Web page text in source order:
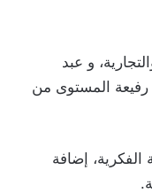
و عبد
رفيعة المستوى من
إضافة